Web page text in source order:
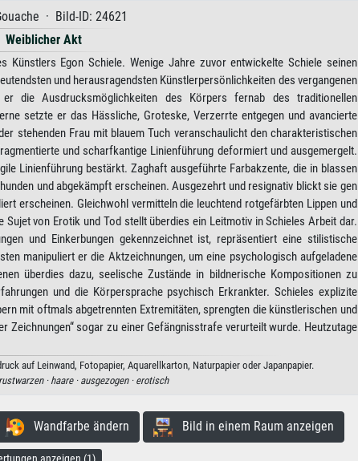
· Bild-ID: 24621
Weiblicher Akt
Egon Schiele. Wenige Jahre zuvor entwickelte Schiele seinen
und herausragendsten Künstlerpersönlichkeiten des vergangenen
die Ausdrucksmöglichkeiten des Körpers fernab des traditionellen
setzte er das Hässliche, Groteske, Verzerrte entgegen und avancierte
stehenden Frau mit blauem Tuch veranschaulicht den charakteristischen
und scharfkantige Linienführung deformiert und ausgemergelt.
Linienführung bestärkt. Zaghaft ausgeführte Farbakzente, die in blassen
und abgekämpft erscheinen. Ausgezehrt und resignativ blickt sie gen
erscheinen. Gleichwohl vermitteln die leuchtend rotgefärbten Lippen und
von Erotik und Tod stellt überdies ein Leitmotiv in Schieles Arbeit dar.
und Einkerbungen gekennzeichnet ist, repräsentiert eine stilistische
manipuliert er die Aktzeichnungen, um eine psychologisch aufgeladene
überdies dazu, seelische Zustände in bildnerische Kompositionen zu
und die Körpersprache psychisch Erkrankter. Schieles explizite
mit oftmals abgetrennten Extremitäten, sprengten die künstlerischen und
Zeichnungen“ sogar zu einer Gefängnisstrafe verurteilt wurde. Heutzutage
auf Leinwand, Fotopapier, Aquarellkarton, Naturpapier oder Japanpapier.
·haare · ausgezogen · erotisch
Wandfarbe ändern Bild in einem Raum anzeigen
anzeigen (1)